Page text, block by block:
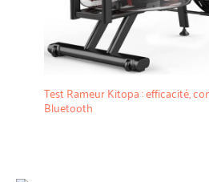
Test Rameur Kitopa : efficacité,
Bluetooth